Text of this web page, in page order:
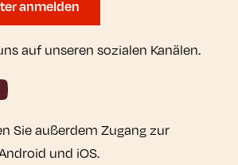
anmelden
auf unseren sozialen Kanälen.
Sie außerdem Zugang zur
und iOS.